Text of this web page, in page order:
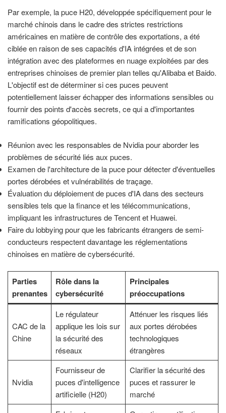
Par exemple, la puce H20, développée spécifiquement pour le
marché chinois dans le cadre des strictes restrictions
américaines en matière de contrôle des exportations, a été
ciblée en raison de ses capacités d'IA intégrées et de son
intégration avec des plateformes en nuage exploitées par des
entreprises chinoises de premier plan telles qu'Alibaba et Baido.
L'objectif est de déterminer si ces puces peuvent
potentiellement laisser échapper des informations sensibles ou
fournir des points d'accès secrets, ce qui a d'importantes
ramifications géopolitiques.
Réunion avec les responsables de Nvidia pour aborder les
problèmes de sécurité liés aux puces.
Examen de l'architecture de la puce pour détecter d'éventuelles
portes dérobées et vulnérabilités de traçage.
Évaluation du déploiement de puces d'IA dans des secteurs
sensibles tels que la finance et les télécommunications,
impliquant les infrastructures de Tencent et Huawei.
Faire du lobbying pour que les fabricants étrangers de semi-
conducteurs respectent davantage les réglementations
chinoises en matière de cybersécurité.
Parties
prenantes
Rôle dans la
cybersécurité
Principales
préoccupations
CAC de la
Chine
Le régulateur
applique les lois sur
la sécurité des
réseaux
Atténuer les risques liés
aux portes dérobées
technologiques
étrangères
Nvidia
Fournisseur de
puces d'intelligence
artificielle (H20)
Clarifier la sécurité des
puces et rassurer le
marché